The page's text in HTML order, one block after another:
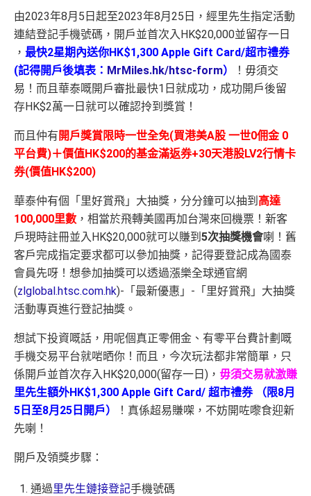
由2023年8月5日起至2023年8月25日，經里先生指定活動
連結登記手機號碼，開戶並首次入HK$20,000並留存一日
， 最快2星期內送你HK$1,300 Apple Gift Card/超市禮券
(記得開戶後填表： MrMiles.hk/htsc-form）
！毋須交
易！而且華泰嘅開戶審批最快1 日就成功，成功開戶後留
存HK$2萬一日就可以確認拎到獎賞！
而且仲有 開戶獎賞限時一世全免(買港美A股 一世0佣金 0
平台費)＋價值HK$200的基金滿返券+30天港股LV2行情卡
券(價值HK$200)
華泰仲有個「里好賞飛」大抽獎，分分鐘可以抽到 高達
100,000里數 ，相當於飛轉美國再加台灣來回機票！新客
戶現時註冊並入HK$20,000就可以賺到 5次抽獎機會喇！舊
客戶完成指定要求都可以參加抽獎，記得要登記成為國泰
會員先呀！想參加抽獎可以透過漲樂全球通官網
(zlglobal.htsc.com.hk)-「最新優惠」-「里好賞飛」大抽獎
活動專頁進行登記抽獎。
想試下投資嘅話，用呢個真正零佣金、有零平台費計劃嘅
手機交易平台就啱晒你！而且，今次玩法都非常簡單，只
係開戶並首次存入HK$20,000(留存一日) ， 毋須交易就激賺
里先生額外HK$1,300 Apple Gift Card/ 超市禮券 （限8月
5日至8月25日開戶）
！真係超易賺㗎，不妨開咗嚟食迎新
先喇！
開戶及領獎步驟：
通過里先生鏈接登記手機號碼